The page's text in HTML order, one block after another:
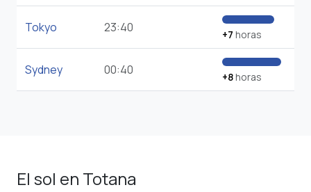
Tokyo 23:40 +7 horas
Sydney 00:40 +8horas
El sol en Totana